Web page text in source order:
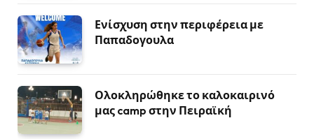
Ενίσχυση στην περιφέρεια με
Παπαδογουλα
Ολοκληρώθηκε το καλοκαιρινό
μας camp στην Πειραϊκή